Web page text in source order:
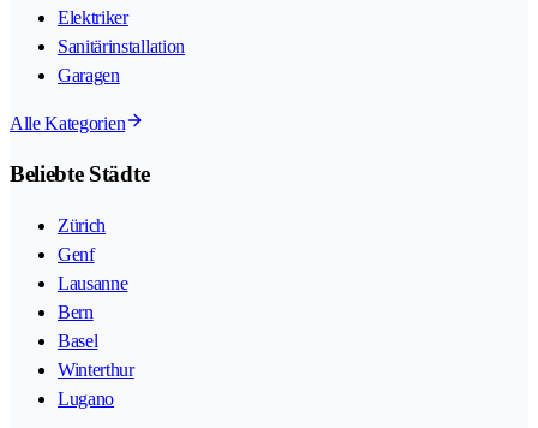
Elektriker
Sanitärinstallation
Garagen
Alle Kategorien
Beliebte Städte
Zürich
Genf
Lausanne
Bern
Basel
Winterthur
Lugano